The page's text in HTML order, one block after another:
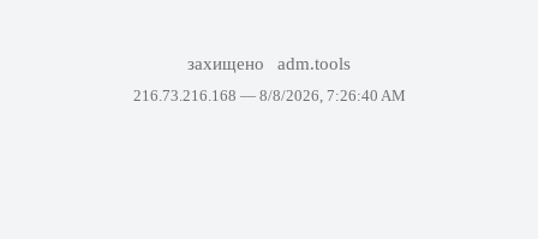
захищено adm.tools
216.73.216.168 — 8/8/2026, 7:26:40 AM